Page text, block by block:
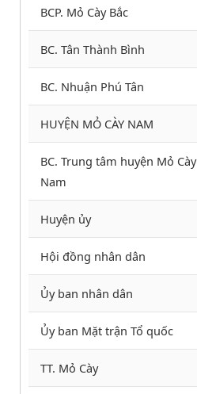
BCP. Mỏ Cày Bắc
BC. Tân Thành Bình
BC. Nhuận Phú Tân
HUYỆN MỎ CÀY NAM
BC. Trung tâm huyện Mỏ Cày
Nam
Huyện ủy
Hội đồng nhân dân
Ủy ban nhân dân
Ủy ban Mặt trận Tổ quốc
TT. Mỏ Cày